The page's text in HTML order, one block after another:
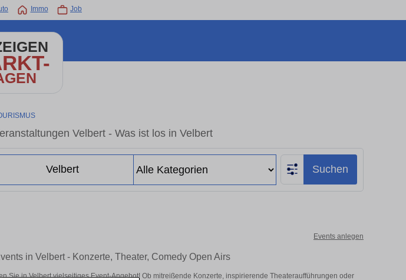
Immo Job
Velbert - Was ist los in Velbert
Suchen
Events anlegen
in Velbert - Konzerte, Theater, Comedy Open Airs
Sie in Velbert vielseitiges Event-Angebot! Ob mitreißende Konzerte, inspirierende Theateraufführungen oder